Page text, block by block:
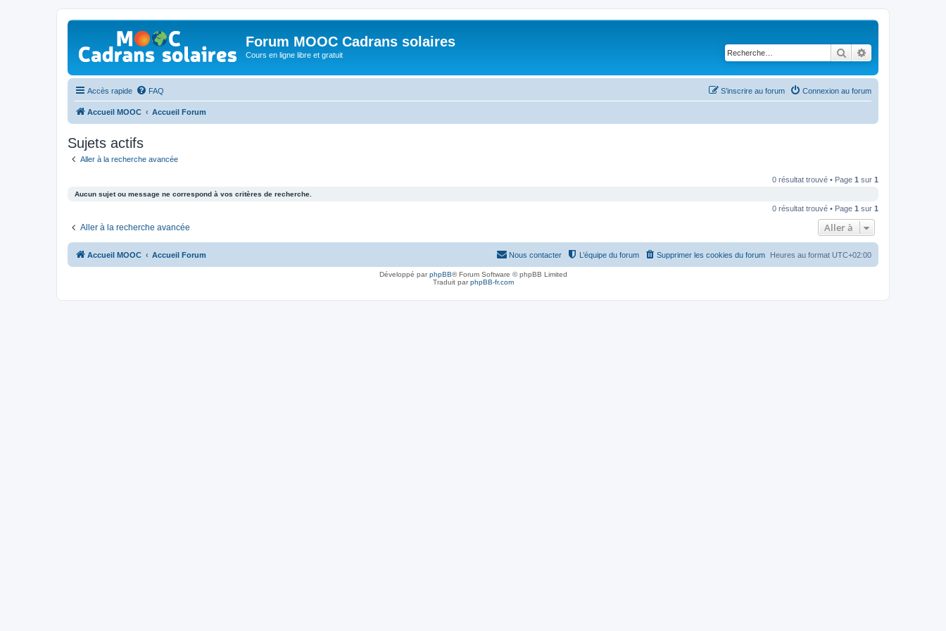
Forum MOOC Cadrans solaires
Cours en ligne libre et gratuit Rechercher
Accès rapide FAQ Connexion au forum
S’inscrire au forum
Accueil MOOC Accueil Forum
Sujets actifs
Aller à la recherche avancée
0 résultat trouvé • Page 1 sur 1
Aucun sujet ou message ne correspond à vos critères de recherche.
0 résultat trouvé • Page 1 sur 1
Aller à la recherche avancée Aller à
Accueil MOOC Accueil Forum Heures au format UTC+02:00
Supprimer les cookies du forum
L’équipe du forum
Nous contacter
Développé parphpBB® Forum Software © phpBB Limited
Traduit parphpBB-fr.com